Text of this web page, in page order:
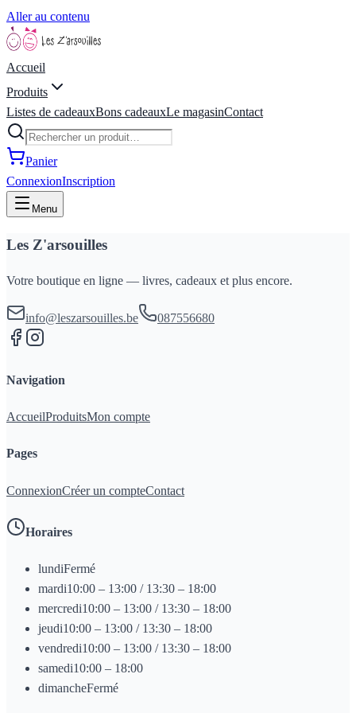
Aller au contenu
Accueil
Produits
Listes de cadeauxBons cadeauxLe magasinContact
Panier
ConnexionInscription
Menu
Les Z'arsouilles
Votre boutique en ligne — livres, cadeaux et plus encore.
info@leszarsouilles.be 087556680
Navigation
AccueilProduitsMon compte
Pages
ConnexionCréer un compteContact
Horaires
lundiFermé
mardi10:00 – 13:00 / 13:30 – 18:00
mercredi10:00 – 13:00 / 13:30 – 18:00
jeudi10:00 – 13:00 / 13:30 – 18:00
vendredi10:00 – 13:00 / 13:30 – 18:00
samedi10:00 – 18:00
dimancheFermé